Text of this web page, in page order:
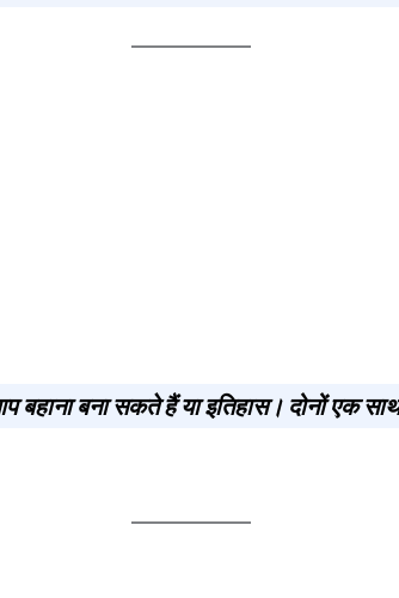
बहाना बना सकते हैं या इतिहास। दोनों एक